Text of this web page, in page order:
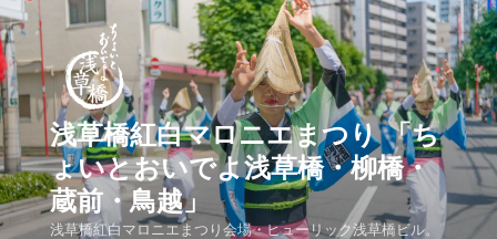
コ
ン
テ
ン
ツ
へ
ス
キ
ッ
浅草橋紅白マロニエまつり 「ち
ょいとおいでよ浅草橋・柳橋・
蔵前・鳥越」
浅草橋紅白マロニエまつり会場・ヒューリック浅草橋ビル。